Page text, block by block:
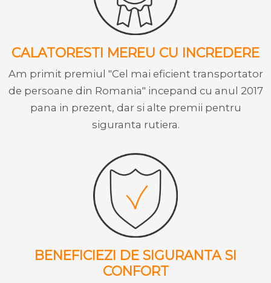
CALATORESTI MEREU CU INCREDERE
Am primit premiul "Cel mai eficient transportator
de persoane din Romania" incepand cu anul 2017
pana in prezent, dar si alte premii pentru
siguranta rutiera.
BENEFICIEZI DE SIGURANTA SI
CONFORT